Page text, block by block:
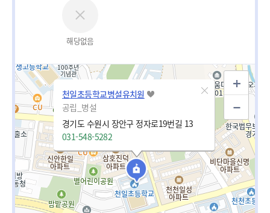
해당없음
천일초등학교병설유치원
공립_병설
경기도 수원시 장안구 정자로19번길 13
031-548-5282